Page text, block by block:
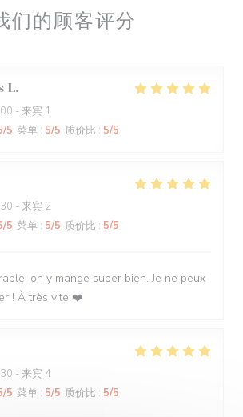
们的顾客评分
L
- 来宾 1
/5 菜单 : 5/5 质价比 : 5/5
- 来宾 2
/5 菜单 : 5/5 质价比 : 5/5
on y mange super bien. Je ne peux
! À très vite ❤️
- 来宾 4
/5 菜单 : 5/5 质价比 : 5/5